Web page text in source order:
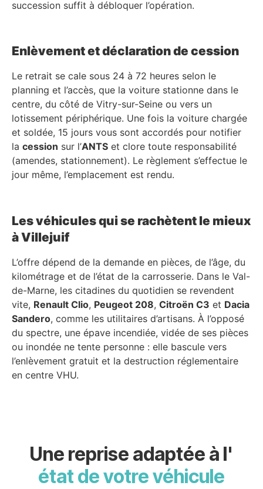
succession suffit à débloquer l’opération.
Enlèvement et déclaration de cession
Le retrait se cale sous 24 à 72 heures selon le
planning et l’accès, que la voiture stationne dans le
centre, du côté de Vitry-sur-Seine ou vers un
lotissement périphérique. Une fois la voiture chargée
et soldée, 15 jours vous sont accordés pour notifier
la cession sur l’ANTS et clore toute responsabilité
(amendes, stationnement). Le règlement s’effectue le
jour même, l’emplacement est rendu.
Les véhicules qui se rachètent le mieux
à Villejuif
L’offre dépend de la demande en pièces, de l’âge, du
kilométrage et de l’état de la carrosserie. Dans le Val-
de-Marne, les citadines du quotidien se revendent
vite, Renault Clio, Peugeot 208, Citroën C3 et Dacia
Sandero, comme les utilitaires d’artisans. À l’opposé
du spectre, une épave incendiée, vidée de ses pièces
ou inondée ne tente personne : elle bascule vers
l’enlèvement gratuit et la destruction réglementaire
en centre VHU.
Une reprise adaptée à l'
état de votre véhicule